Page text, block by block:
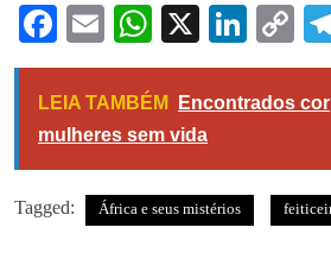
Facebook
EmailWhatsApp
X
LEIA TAMBÉM
Encontrados
mulheres sem vida
Tagged: África e seus mistérios